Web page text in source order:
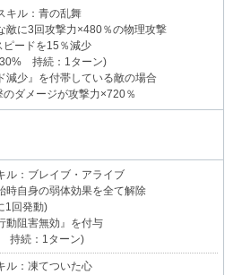
キル：青の乱舞
敵に3回攻撃力×480％の物理攻撃
ードを15％減少
持続：1ターン)
減少』を付帯している敵の場合
ダメージが攻撃力×720％
ル：ブレイブ・アライブ
時自身の弱体効果を全て解除
1回発動)
動阻害無効』を付与
続：1ターン)
ル：凍てついた心